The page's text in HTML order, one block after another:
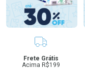
Benefícios
Frete Grátis
Acima R$199